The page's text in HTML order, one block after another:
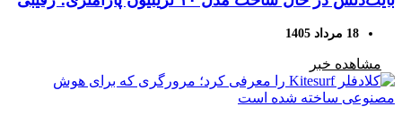
تازه برای قدرتمندترین مدل‌های هوش مصنوعی
18 مرداد 1405
مشاهده خبر